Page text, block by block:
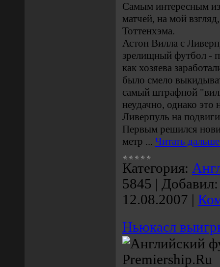
Самым интересным
матчей, на мой
Тоттенхэма.
Астон Вилла с
зрелищный футбол -
как хозяева
было смело
самый штрафной
неудачно, однако это
Ливерпуль на
Первым решился
метр ... Читать
Категория:
5845 | Добавил:
12.08.2007 |
Ньюкасл